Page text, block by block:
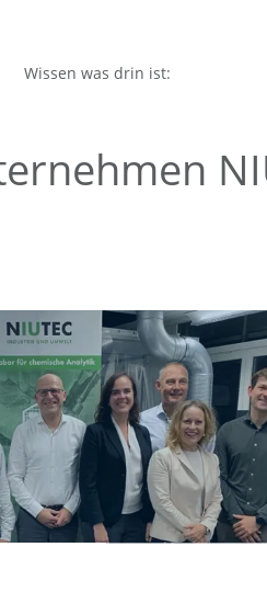
Wissen was drin ist: